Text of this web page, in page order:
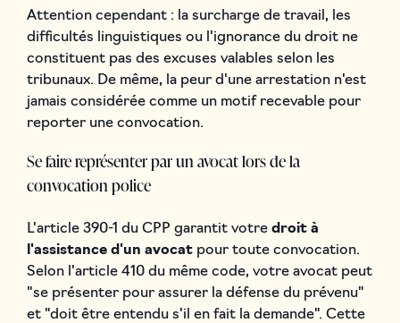
Attention cependant : la surcharge de travail, les
difficultés linguistiques ou l'ignorance du droit ne
constituent pas des excuses valables selon les
tribunaux. De même, la peur d'une arrestation n'est
jamais considérée comme un motif recevable pour
reporter une convocation.
Se faire représenter par un avocat lors de la
convocation police
L'article 390-1 du CPP garantit votre droit à
l'assistance d'un avocatpour toute convocation.
Selon l'article 410 du même code, votre avocat peut
"se présenter pour assurer la défense du prévenu"
et "doit être entendu s'il en fait la demande". Cette